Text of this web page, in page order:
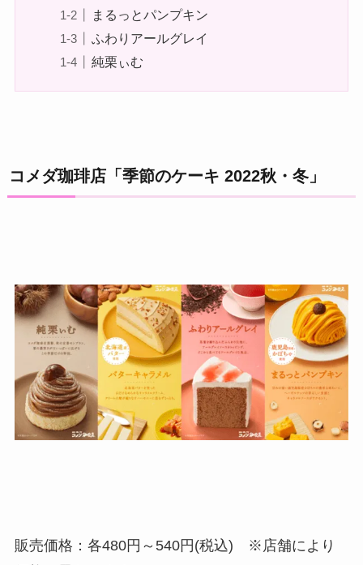
まるっとパンプキン
ふわりアールグレイ
純栗ぃむ
コメダ珈琲店「季節のケーキ 2022秋・冬」
販売価格：各480円～540円(税込) ※店舗により